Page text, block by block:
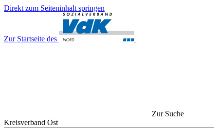
Direkt zum Seiteninhalt springen
Zur Startseite des
Zur Suche
Kreisverband Ost